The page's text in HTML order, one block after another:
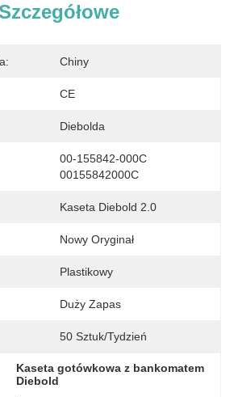
Chiny
CE
Diebolda
00-155842-000C
00155842000C
Kaseta Diebold 2.0
Nowy Oryginał
Plastikowy
Duży Zapas
50 Sztuk/tydzień
Kaseta gotówkowa z bankomatem
Diebold